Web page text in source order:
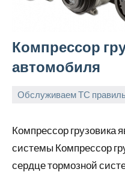
Компрессор
автомобиля
Обслуживаем ТС
witson_car_r
Компрессор грузовика
системы Компрессор
сердце тормозной